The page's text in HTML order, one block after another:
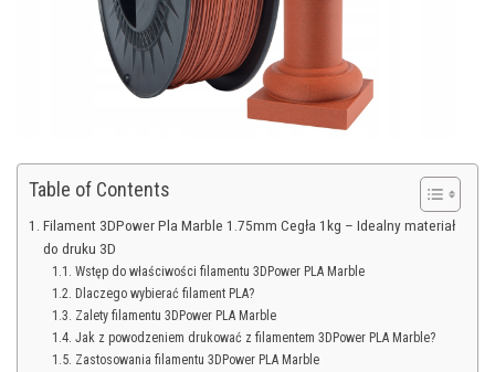
Table of Contents
Filament 3DPower Pla Marble 1.75mm Cegła 1kg – Idealny materiał
do druku 3D
Wstęp do właściwości filamentu 3DPower PLA Marble
Dlaczego wybierać filament PLA?
Zalety filamentu 3DPower PLA Marble
Jak z powodzeniem drukować z filamentem 3DPower PLA Marble?
Zastosowania filamentu 3DPower PLA Marble